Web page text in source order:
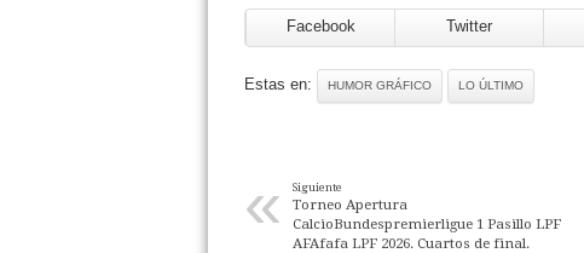
Facebook Twitter
Estas en: HUMOR GRÁFICO LO ÚLTIMO
« Siguiente
Torneo Apertura
CalcioBundespremierligue 1 Pasillo LPF
AFAfafa LPF 2026. Cuartos de final.